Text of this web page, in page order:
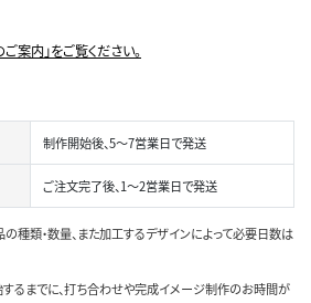
案内」をご覧ください。
制作開始後、5～7営業日で発送
ご注文完了後、1～2営業日で発送
種類・数量、また加工するデザインによって必要日数は
るまでに、打ち合わせや完成イメージ制作のお時間が